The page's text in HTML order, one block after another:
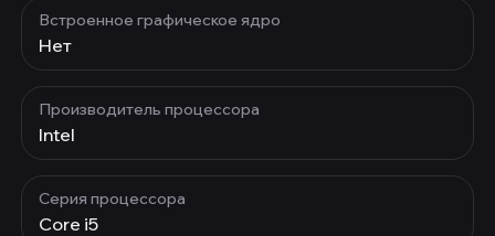
Встроенное графическое ядро
Нет
Производитель процессора
Intel
Серия процессора
Core i5